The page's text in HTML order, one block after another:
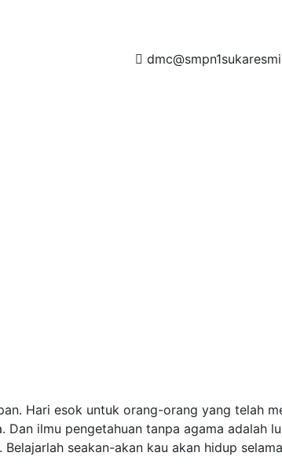
consectetur adipisicing elit, sed do eiusmod
Hari esok untuk orang-orang yang telah
ilmu pengetahuan tanpa agama adalah
seakan-akan kau akan hidup